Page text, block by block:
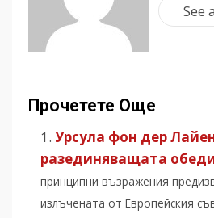
See
Прочетете Още
Урсула фон дер
разединяващата
принципни възражения
излъчената от Европейския